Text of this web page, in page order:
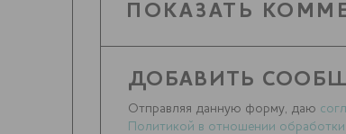
ПОКАЗАТЬ
ДОБАВИТЬ
Отправляя данную форму, даю
Политикой в отношении